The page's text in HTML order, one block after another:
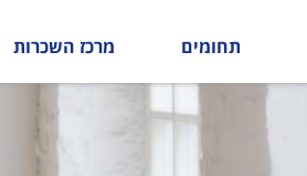
תחומים מרכז השכרות